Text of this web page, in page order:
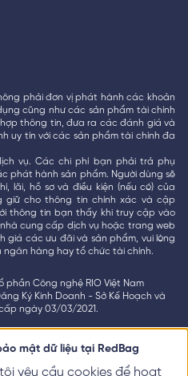
phải đơn vị phát hành các khoản
cũng như các sản phẩm tài chính
thông tin, đưa ra các đánh giá và
uy tín với các sản phẩm tài chính đa
vụ. Các chi phí bạn phải trả phụ
phát hành sản phẩm. Người dùng sẽ
lãi, hồ sơ và điều kiện (nếu có) của
giữ cho thông tin chính xác và cập
thông tin bạn thấy khi truy cập vào
cung cấp dịch vụ hoặc trang web
giá các ưu đãi và sản phẩm, vui lòng
ngân hàng hay tổ chức tài chính.
phần Công nghệ RIO Việt Nam
Ký Kinh Doanh - Sở Kế Hoạch và
ngày 03/03/2021.
mật dữ liệu tại RedBag
yêu cầu cookies để hoạt